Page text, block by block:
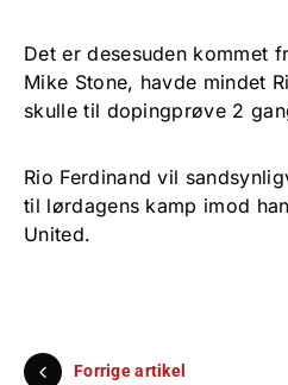
Det er desesuden kommet
Mike Stone, havde mindet
skulle til dopingprøve 2
Rio Ferdinand vil
til lørdagens kamp imod
United.
Forrige artikel